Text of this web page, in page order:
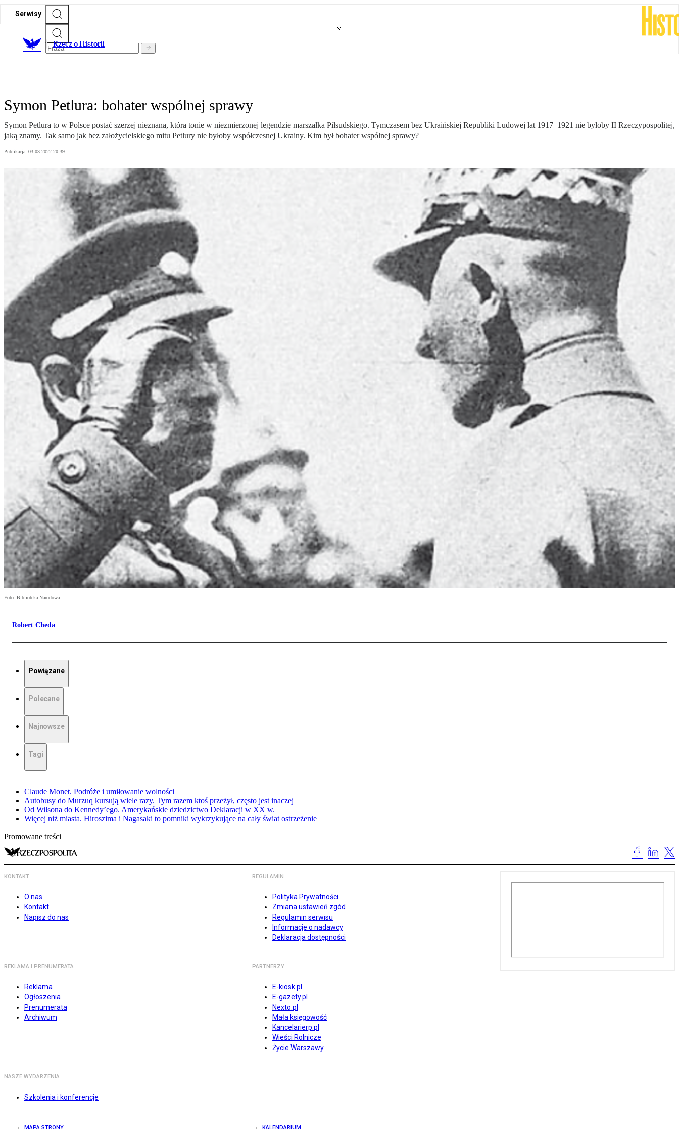
Serwisy
Rzecz o Historii
Symon Petlura: bohater wspólnej sprawy
Symon Petlura to w Polsce postać szerzej nieznana, która tonie w niezmierzonej legendzie marszałka Piłsudskiego. Tymczasem bez Ukraińskiej Republiki Ludowej lat 1917–1921 nie byłoby II Rzeczypospolitej,
jaką znamy. Tak samo jak bez założycielskiego mitu Petlury nie byłoby współczesnej Ukrainy. Kim był bohater wspólnej sprawy?
Publikacja: 03.03.2022 20:39
Foto: Biblioteka Narodowa
Robert Cheda
Powiązane
Polecane
Najnowsze
Tagi
Claude Monet. Podróże i umiłowanie wolności
Autobusy do Murzuq kursują wiele razy. Tym razem ktoś przeżył, często jest inaczej
Od Wilsona do Kennedy’ego. Amerykańskie dziedzictwo Deklaracji w XX w.
Więcej niż miasta. Hiroszima i Nagasaki to pomniki wykrzykujące na cały świat ostrzeżenie
Promowane treści
KONTAKT
O nas
Kontakt
Napisz do nas
REGULAMIN
Polityka Prywatności
Zmiana ustawień zgód
Regulamin serwisu
Informacje o nadawcy
Deklaracja dostępności
REKLAMA I PRENUMERATA
Reklama
Ogłoszenia
Prenumerata
Archiwum
PARTNERZY
E-kiosk.pl
E-gazety.pl
Nexto.pl
Mała księgowość
Kancelarierp.pl
Wieści Rolnicze
Życie Warszawy
NASZE WYDARZENIA
Szkolenia i konferencje
MAPA STRONY KALENDARIUM